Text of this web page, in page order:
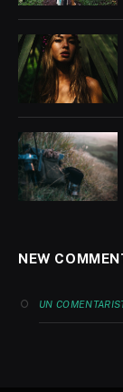
NEW
UN